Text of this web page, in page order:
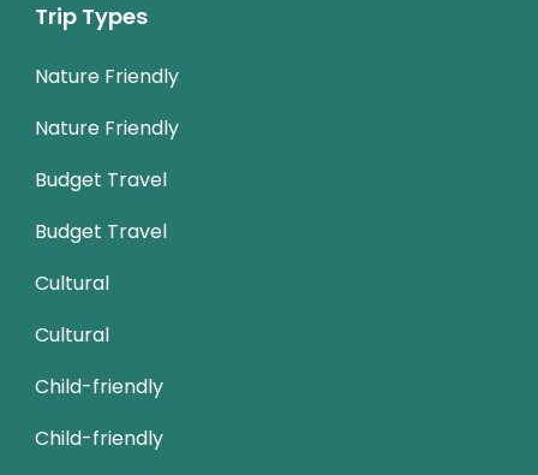
Trip Types
Nature Friendly
Nature Friendly
Budget Travel
Budget Travel
Cultural
Cultural
Child-friendly
Child-friendly